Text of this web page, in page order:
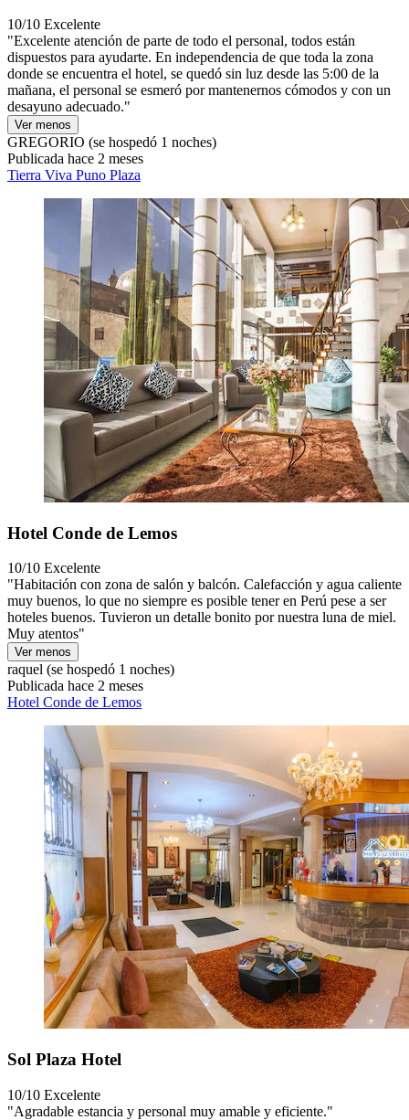
10/10 Excelente
"Excelente atención de parte de todo el personal, todos están
dispuestos para ayudarte. En independencia de que toda la zona
donde se encuentra el hotel, se quedó sin luz desde las 5:00 de la
mañana, el personal se esmeró por mantenernos cómodos y con un
desayuno adecuado."
Ver menos
GREGORIO (se hospedó 1 noches)
Publicada hace 2 meses
Tierra Viva Puno Plaza
Hotel Conde de Lemos
10/10 Excelente
"Habitación con zona de salón y balcón. Calefacción y agua caliente
muy buenos, lo que no siempre es posible tener en Perú pese a ser
hoteles buenos. Tuvieron un detalle bonito por nuestra luna de miel.
Muy atentos"
Ver menos
raquel (se hospedó 1 noches)
Publicada hace 2 meses
Hotel Conde de Lemos
Sol Plaza Hotel
10/10 Excelente
"Agradable estancia y personal muy amable y eficiente."